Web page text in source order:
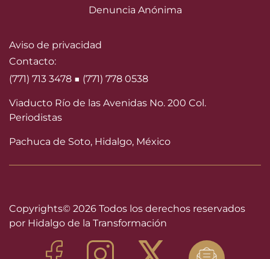
Denuncia Anónima
Aviso de privacidad
Contacto:
(771) 713 3478 ■ (771) 778 0538
Viaducto Río de las Avenidas No. 200 Col.
Periodistas
Pachuca de Soto, Hidalgo, México
Copyrights© 2026 Todos los derechos reservados
por Hidalgo de la Transformación